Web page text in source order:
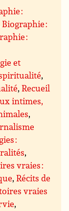
:
Biographie :
:
et
,
,Recueil
intimes,
,
:
,
vraies :
,Récits de
vraies
,